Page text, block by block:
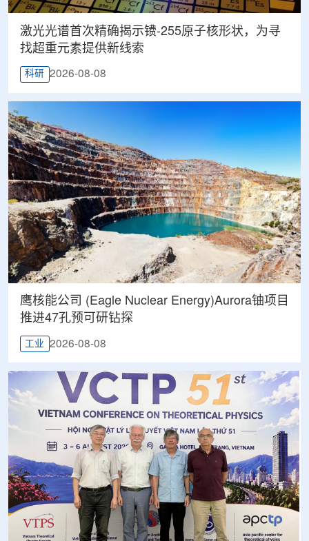
激光光谱首次精确揭示镄-255原子核形状，为寻
找超重元素提供新线索
科研 2026-08-08
鹰核能公司 (Eagle Nuclear Energy)Aurora铀项目
推进47孔预可研钻探
工业 2026-08-08